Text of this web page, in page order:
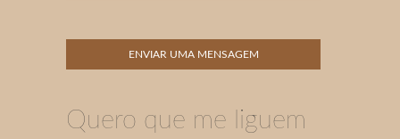
Quero que me liguem